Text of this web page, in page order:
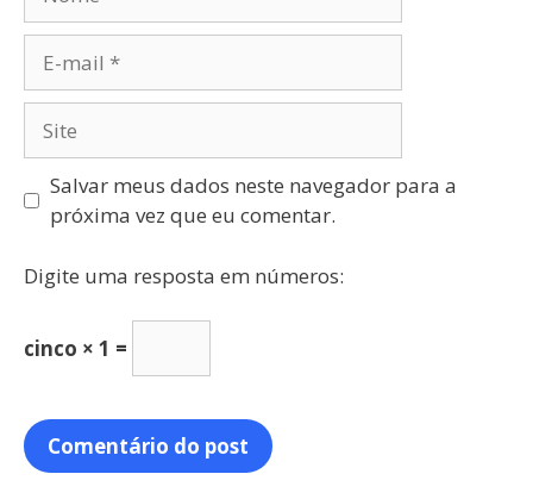
Salvar meus dados neste navegador para a
próxima vez que eu comentar.
Digite uma resposta em números:
cinco × 1 =